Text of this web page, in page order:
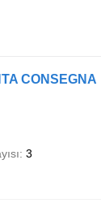
CONSEGNA
3